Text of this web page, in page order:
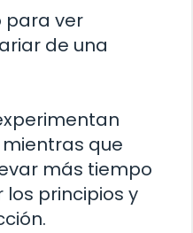
para ver
de una
que
más tiempo
principios y